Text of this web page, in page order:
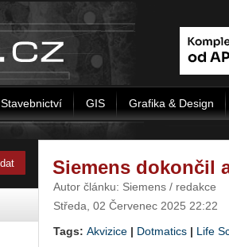
Stavebnictví GIS Grafika & Design
Siemens dokončil
Autor článku: Siemens / redakce
Středa, 02 Červenec 2025 22:22
Tags: Akvizice | Dotmatics | Life